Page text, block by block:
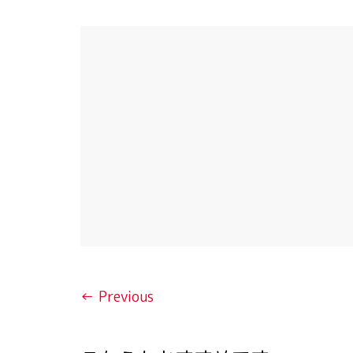
← Previous